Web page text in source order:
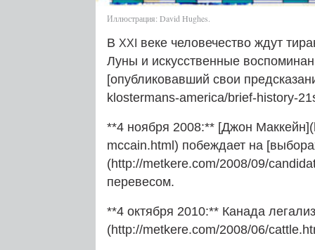
Иллюстрация: David Hughes.
В XXI веке человечество ждут
Луны и искусственные
[опубликовавший свои
klostermans-america/brief-history-
**4 ноября 2008:** [Джон
mccain.html) побеждает на
(http://metkere.com/2008/09/
перевесом.
**4 октября 2010:** Канада
(http://metkere.com/2008/06/